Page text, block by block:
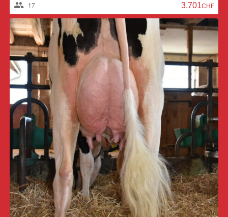
17
3.701,00